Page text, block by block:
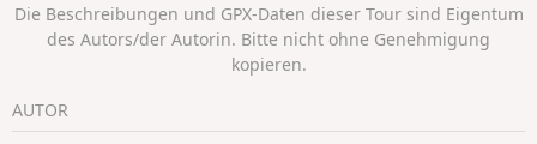
Die Beschreibungen und GPX-Daten dieser Tour sind Eigentum
des Autors/der Autorin. Bitte nicht ohne Genehmigung
kopieren.
AUTOR